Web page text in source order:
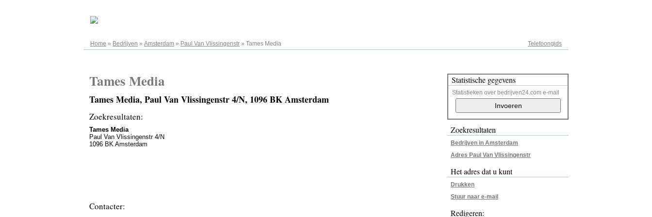
Telefoongids
Home » Bedrijven » Amsterdam » Paul Van Vlissingenstr » Tames Media
Tames Media
Tames Media, Paul Van Vlissingenstr 4/N, 1096 BK Amsterdam
Zoekresultaten:
Tames Media
Paul Van Vlissingenstr 4/N
1096 BK Amsterdam
Contacter:
Statistische gegevens
Statistieken over bedrijven24.com e-mail
Zoekresultaten
Bedrijven in Amsterdam
Adres Paul Van Vlissingenstr
Het adres dat u kunt
Drukken
Stuur naar e-mail
Redigeren: